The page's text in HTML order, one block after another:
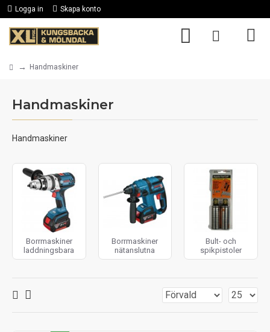
Logga in Skapa konto
Handmaskiner
Handmaskiner
Handmaskiner
Borrmaskiner
laddningsbara
Borrmaskiner
nätanslutna
Bult- och
spikpistoler